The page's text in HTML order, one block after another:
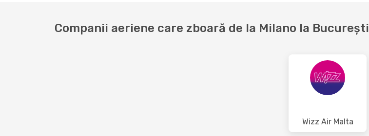
Companii aeriene care zboară de la Milano la București
Wizz Air Malta